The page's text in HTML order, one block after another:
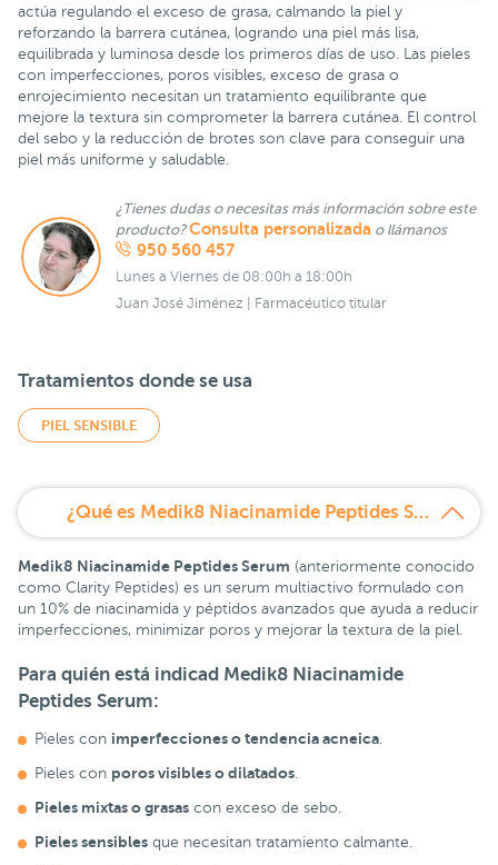
actúa regulando el exceso de grasa, calmando la piel y
reforzando la barrera cutánea, logrando una piel más lisa,
equilibrada y luminosa desde los primeros días de uso. Las pieles
con imperfecciones, poros visibles, exceso de grasa o
enrojecimiento necesitan un tratamiento equilibrante que
mejore la textura sin comprometer la barrera cutánea. El control
del sebo y la reducción de brotes son clave para conseguir una
piel más uniforme y saludable.
¿Tienes dudas o necesitas más información sobre este
producto?Consulta personalizada o llámanos
950 560 457
Lunes a Viernes de 08:00h a 18:00h
Juan José Jiménez | Farmacéutico titular
Tratamientos donde se usa
PIEL SENSIBLE
¿Qué es Medik8 Niacinamide Peptides Serum?
Medik8 Niacinamide Peptides Serum (anteriormente conocido
como Clarity Peptides) es un serum multiactivo formulado con
un 10% de niacinamida y péptidos avanzados que ayuda a reducir
imperfecciones, minimizar poros y mejorar la textura de la piel.
Para quién está indicad Medik8 Niacinamide
Peptides Serum:
Pieles con imperfecciones o tendencia acneica
Pieles con poros visibles o dilatados
Pieles mixtas o grasas con exceso de sebo.
Pieles sensibles que necesitan tratamiento calmante.